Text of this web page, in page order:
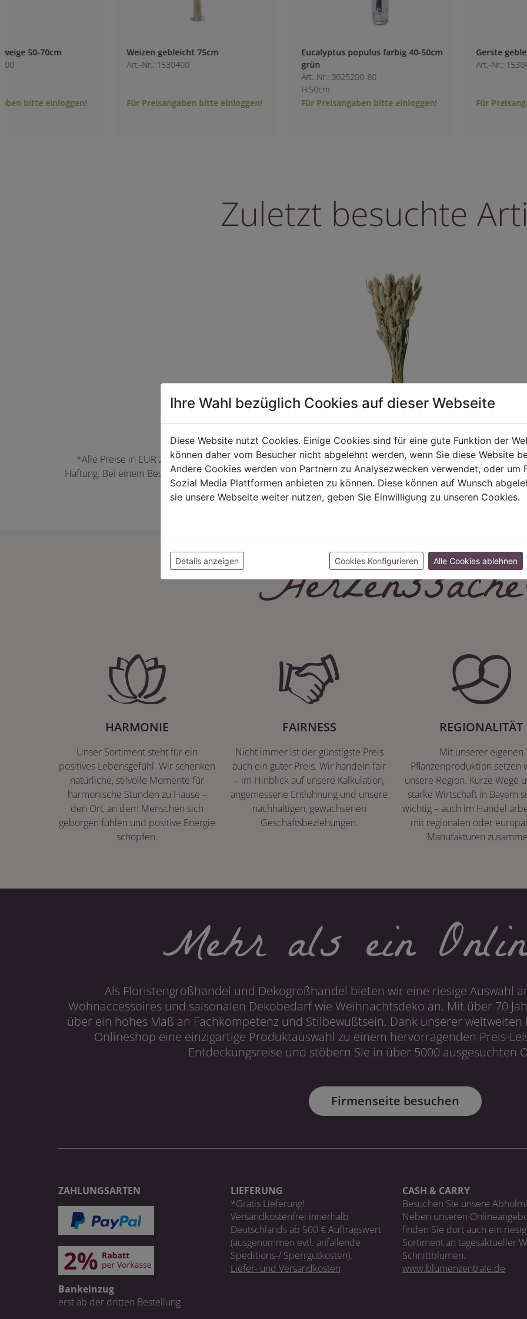
Weizen gebleicht 75cm
Für Preisangaben bitte einloggen!
Eucalyptus populus farbig 40-50cm
Für Preisangaben bitte einloggen!
Gerste gebleicht 75cm
Für Preisangaben bitte einloggen!
Zuletzt besuchte
*Alle Preise in EUR zzgl. der jeweils gültigen Mehrwertsteuer und Versandkosten. Für Irrtümer und
Haftung. Bei einem Bestellwert unter 50,00 EUR behalten wir uns die Berechnung eines
können Farbabweichungen zwischen der Bildschirmdarstellung und dem
HARMONIE
Unser Sortiment steht für ein
positives Lebensgefühl. Wir schenken
natürliche, stilvolle Momente für
harmonische Stunden zu Hause –
den Ort, an dem Menschen sich
geborgen fühlen und positive Energie
schöpfen.
FAIRNESS
Nicht immer ist der günstigste Preis
auch ein guter Preis. Wir handeln fair
– im Hinblick auf unsere Kalkulation,
angemessene Entlohnung und unsere
nachhaltigen, gewachsenen
Geschäftsbeziehungen.
REGIONALITÄT
Mit unserer eigenen
Pflanzenproduktion setzen
unsere Region. Kurze Wege
starke Wirtschaft in Bayern
wichtig – auch im Handel
mit regionalen oder
Manufakturen
Mehr als ein
Als Floristengroßhandel und Dekogroßhandel bieten wir eine riesige Auswahl
Wohnaccessoires und saisonalen Dekobedarf wie Weihnachtsdeko an. Mit über 70
über ein hohes Maß an Fachkompetenz und Stilbewußtsein. Dank unserer
Onlineshop eine einzigartige Produktauswahl zu einem hervorragenden Preis-
Entdeckungsreise und stöbern Sie in über 5000 ausgesuchten
Firmenseite besuchen
ZAHLUNGSARTEN
Bankeinzug
erst ab der dritten Bestellung
LIEFERUNG
*Gratis Lieferung!
Versandkostenfrei innerhalb
Deutschlands ab 500 € Auftragswert
(ausgenommen evtl. anfallende
Speditions-/ Sperrgutkosten).
Liefer- und Versandkosten
CASH & CARRY
Besuchen Sie unsere
Neben unseren
finden Sie dort auch ein
Sortiment an tagesaktueller
Schnittblumen.
www.blumenzentrale.de
Ihre Wahl bezüglich Cookies auf dieser Webseite
Diese Website nutzt Cookies. Einige Cookies sind für eine gute Funktion der
können daher vom Besucher nicht abgelehnt werden, wenn Sie diese Website
Andere Cookies werden von Partnern zu Analysezwecken verwendet, oder um
Sozial Media Plattformen anbieten zu können. Diese können auf Wunsch
sie unsere Webseite weiter nutzen, geben Sie Einwilligung zu unseren Cookies.
Details anzeigen Cookies Konfigurieren Alle Cookies ablehnen